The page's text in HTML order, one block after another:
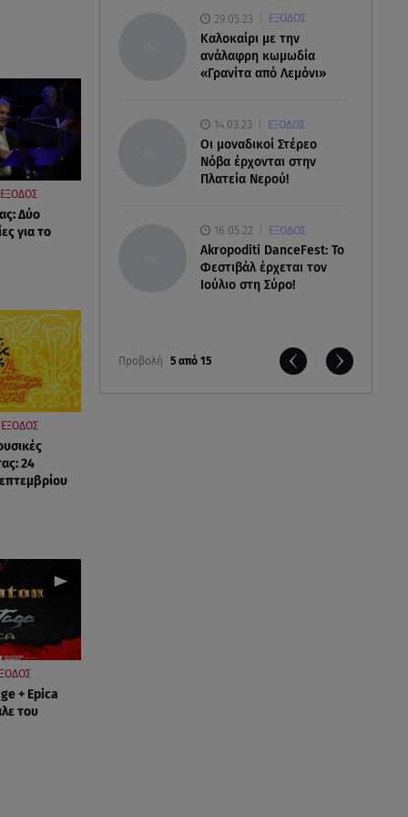
29.05.23 ΕΞΟΔΟΣ
Καλοκαίρι με την
ανάλαφρη κωμωδία
«Γρανίτα από Λεμόνι»
14.03.23 ΕΞΟΔΟΣ
Οι μοναδικοί Στέρεο
Νόβα έρχονται στην
Πλατεία Νερού!
16.05.22 ΕΞΟΔΟΣ
Akropoditi DanceFest: Το
Φεστιβάλ έρχεται τον
Ιούλιο στη Σύρο!
Προβολή 5 από 15
ΕΞΟΔΟΣ
Δύο
για το
ΕΞΟΔΟΣ
24
+ Epica
του